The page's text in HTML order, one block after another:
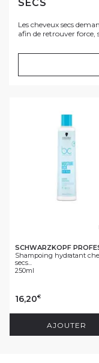
SECS
Les cheveux secs
afin de retrouver force,
Shampoing hydratant
secs...
250ml
16,20€
AJOUTER